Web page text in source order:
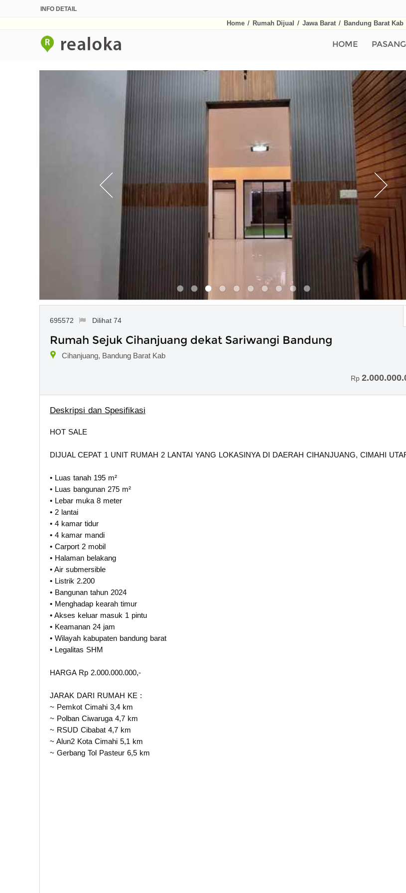
INFO DETAIL
Home / Rumah Dijual / Jawa Barat / Bandung Barat Kab
HOME
695572 Dilihat 74
Rumah Sejuk Cihanjuang dekat Sariwangi Bandung
Cihanjuang, Bandung Barat Kab
Rp
Deskripsi dan Spesifikasi
HOT SALE
DIJUAL CEPAT 1 UNIT RUMAH 2 LANTAI YANG LOKASINYA DI DAERAH CIHANJUANG, CIMAHI
• Luas tanah 195 m²
• Luas bangunan 275 m²
• Lebar muka 8 meter
• 2 lantai
• 4 kamar tidur
• 4 kamar mandi
• Carport 2 mobil
• Halaman belakang
• Air submersible
• Listrik 2.200
• Bangunan tahun 2024
• Menghadap kearah timur
• Akses keluar masuk 1 pintu
• Keamanan 24 jam
• Wilayah kabupaten bandung barat
• Legalitas SHM
HARGA Rp 2.000.000.000,-
JARAK DARI RUMAH KE :
~ Pemkot Cimahi 3,4 km
~ Polban Ciwaruga 4,7 km
~ RSUD Cibabat 4,7 km
~ Alun2 Kota Cimahi 5,1 km
~ Gerbang Tol Pasteur 6,5 km